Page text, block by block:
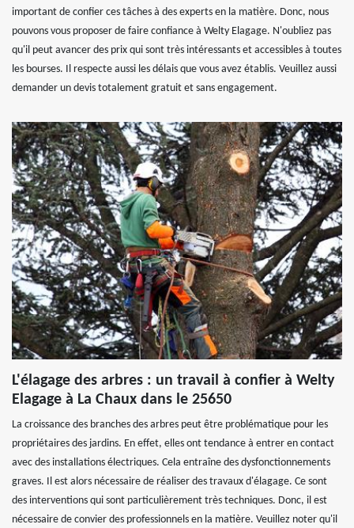
important de confier ces tâches à des experts en la matière. Donc, nous
pouvons vous proposer de faire confiance à Welty Elagage. N'oubliez pas
qu'il peut avancer des prix qui sont très intéressants et accessibles à toutes
les bourses. Il respecte aussi les délais que vous avez établis. Veuillez aussi
demander un devis totalement gratuit et sans engagement.
L'élagage des arbres : un travail à confier à Welty
Elagage à La Chaux dans le 25650
La croissance des branches des arbres peut être problématique pour les
propriétaires des jardins. En effet, elles ont tendance à entrer en contact
avec des installations électriques. Cela entraîne des dysfonctionnements
graves. Il est alors nécessaire de réaliser des travaux d'élagage. Ce sont
des interventions qui sont particulièrement très techniques. Donc, il est
nécessaire de convier des professionnels en la matière. Veuillez noter qu'il